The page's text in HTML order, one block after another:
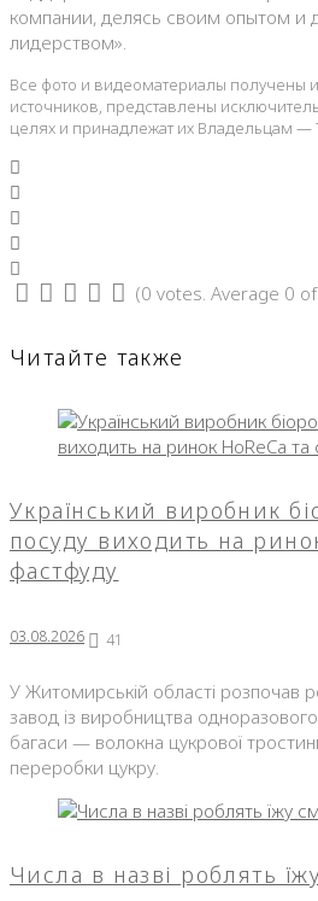
компании, делясь своим опытом и
лидерством».
Все фото и видеоматериалы получены
источников, представлены
целях и принадлежат их Владельцам —
(0 votes . Average 0
Читайте также
Український виробник
посуду виходить на
фастфуду
03.08.2026 41
У Житомирській області розпочав
завод із виробництва
багаси — волокна цукрової
переробки цукру.
Числа в назві роблять